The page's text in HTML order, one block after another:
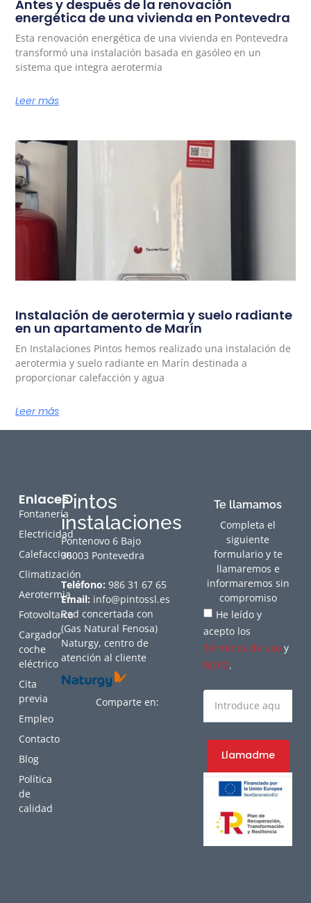
Antes y después de la renovación
energética de una vivienda en Pontevedra
Esta renovación energética de una vivienda en Pontevedra
transformó una instalación basada en gasóleo en un
sistema que integra aerotermia
Leer más
Instalación de aerotermia y suelo radiante
en un apartamento de Marín
En Instalaciones Pintos hemos realizado una instalación de
aerotermia y suelo radiante en Marín destinada a
proporcionar calefacción y agua
Leer más
Pintos
instalaciones
Pontenovo 6 Bajo
36003 Pontevedra
Teléfono: 986 31 67 65
Email: info@pintossl.es
Red concertada con
(Gas Natural Fenosa)
Naturgy, centro de
atención al cliente
Comparte en:
Enlaces
Fontanería
Electricidad
Calefaccion
Climatización
Aerotermia
Fotovoltaica
Cargador
coche
eléctrico
Cita
previa
Empleo
Contacto
Blog
Política
de
calidad
Te llamamos
Completa el
siguiente
formulario y te
llamaremos e
informaremos sin
compromiso
He leído y
acepto los
Términos de uso y
RGPD.
Llamadme